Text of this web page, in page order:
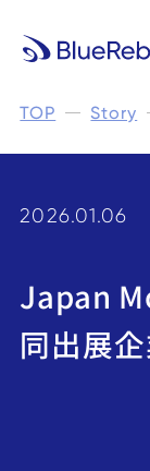
TOP Story
2026.01.06
Japan
同出展